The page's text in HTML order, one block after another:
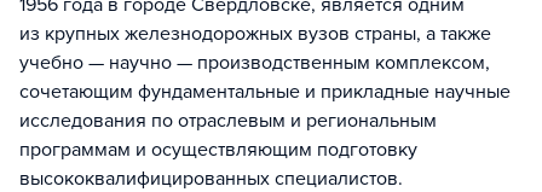
1956 года в городе Свердловске, является одним
из крупных железнодорожных вузов страны, а также
учебно — научно — производственным комплексом,
сочетающим фундаментальные и прикладные научные
исследования по отраслевым и региональным
программам и осуществляющим подготовку
высококвалифицированных специалистов.